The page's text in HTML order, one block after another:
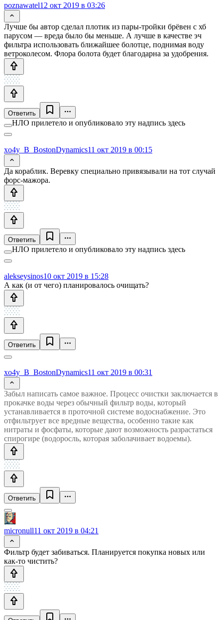
poznawatel12 окт 2019 в 03:26
Лучше бы автор сделал плотик из пары-тройки брёвен с хб
парусом — вреда было бы меньше. А лучше в качестве эч
фильтра использовать ближайшее болотце, поднимая воду
ветроколесом. Флора болота будет благодарна за удобрения.
Ответить
НЛО прилетело и опубликовало эту надпись здесь
xo4y_B_BostonDynamics11 окт 2019 в 00:15
Да кораблик. Веревку специально привязывали на тот случай
форс-мажора.
Ответить
НЛО прилетело и опубликовало эту надпись здесь
alekseysinos10 окт 2019 в 15:28
А как (и от чего) планировалось очищать?
Ответить
xo4y_B_BostonDynamics11 окт 2019 в 00:31
Забыл написать самое важное. Процесс очистки заключается в
прокачке воды через обычный фильтр воды, который
устанавливается в проточной системе водоснабжение. Это
отфильтрует все вредные вещества, особенно такие как
нитраты и фосфаты, которые дают возможность разрастаться
спирогире (водоросль, которая заболачивает водоемы).
Ответить
micronull11 окт 2019 в 04:21
Фильтр будет забиваться. Планируется покупка новых или
как-то чистить?